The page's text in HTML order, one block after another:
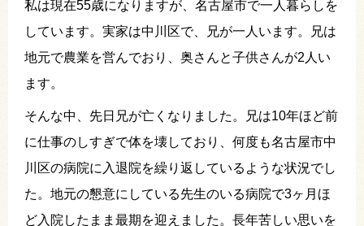
私は現在55歳になりますが、名古屋市で一人暮らしを
しています。実家は中川区で、兄が一人います。兄は
地元で農業を営んでおり、奥さんと子供さんが2人い
ます。
そんな中、先日兄が亡くなりました。兄は10年ほど前
に仕事のしすぎで体を壊しており、何度も名古屋市中
川区の病院に入退院を繰り返しているような状況でし
た。地元の懇意にしている先生のいる病院で3ヶ月ほ
ど入院したまま最期を迎えました。長年苦しい思いを